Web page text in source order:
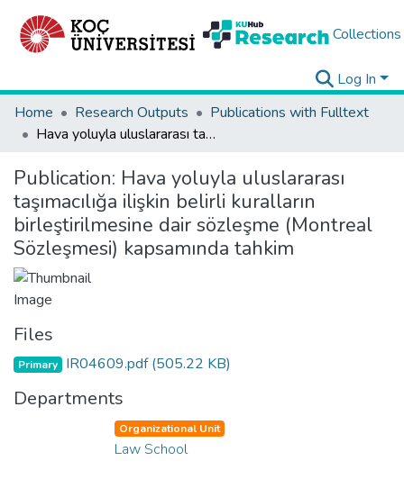
Collections
Log In
Home
Research Outputs
Publications with Fulltext
Hava yoluyla uluslararası taşımacılığa ilişkin belirli kuralların birleştirilmesine dair sözleşme (Montreal Sözleşmesi) kapsamında tahkim
Publication: Hava yoluyla uluslararası
taşımacılığa ilişkin belirli kuralların
birleştirilmesine dair sözleşme (Montreal
Sözleşmesi) kapsamında tahkim
Files
Primary IR04609.pdf(505.22 KB)
Departments
Organizational Unit
Law School